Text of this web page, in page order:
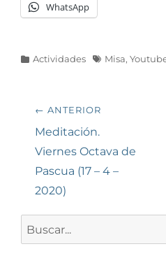
WhatsApp
Categorías
Actividades Etiquetas
Misa,
Navegación
de
entradas
← ANTERIOR
Entrada
anterior:
Meditación.
Viernes Octava de
Pascua (17 – 4 –
2020)